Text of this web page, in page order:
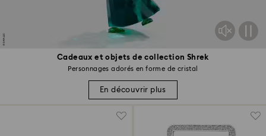
Cadeaux et objets de collection Shrek
Personnages adorés en forme de cristal
En découvrir plus